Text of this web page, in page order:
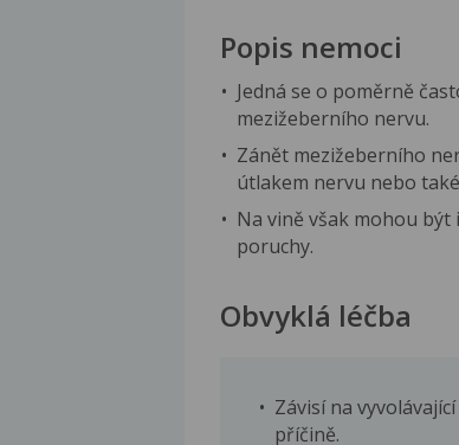
Popis nemoci
Jedná se o poměrně
mezižeberního nervu.
Zánět mezižeberního
útlakem nervu nebo
Na vině však mohou
poruchy.
Obvyklá léčba
Závisí na vyvolávající
příčině.